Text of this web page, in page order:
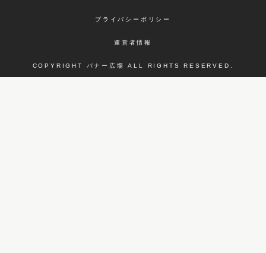
プライバシーポリシー
運営者情報
COPYRIGHT バナー広場 ALL RIGHTS RESERVED.